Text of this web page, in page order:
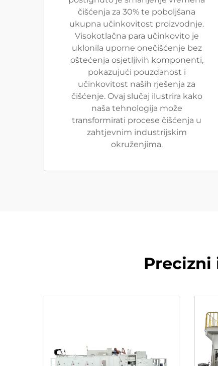
čišćenja za 30% te poboljšana
ukupna učinkovitost proizvodnje.
Visokotlačna para učinkovito je
uklonila uporne onečišćenje bez
oštećenja osjetljivih komponenti,
pokazujući pouzdanost i
učinkovitost naših rješenja za
čišćenje. Ovaj slučaj ilustrira kako
naša tehnologija može
transformirati procese čišćenja u
zahtjevnim industrijskim
okruženjima.
Precizni